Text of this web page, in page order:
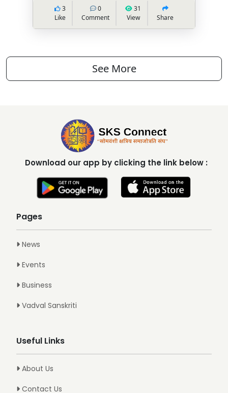
3
Like
0
Comment
31
View
Share
See More
Download our app by clicking the link below :
Pages
News
Events
Business
Vadval Sanskriti
Useful Links
About Us
Contact Us